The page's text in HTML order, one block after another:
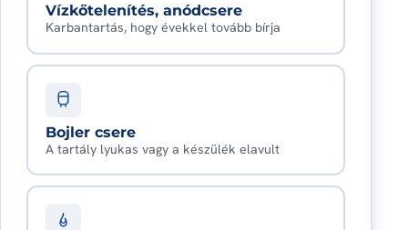
Vízkőtelenítés, anódcsere
Karbantartás, hogy évekkel tovább bírja
Bojler csere
A tartály lyukas vagy a készülék elavult